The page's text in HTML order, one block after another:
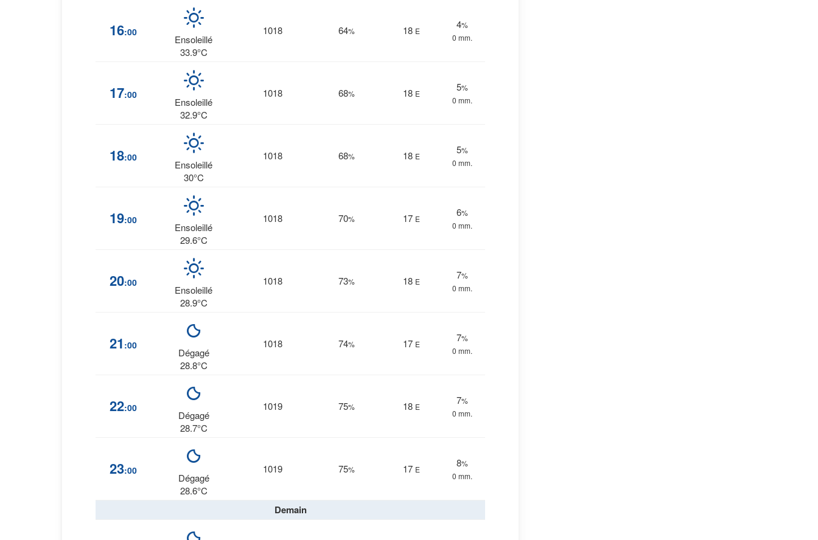
16:00
Ensoleillé
33.9°C
1018 64% 18 E
4%
0 mm.
17:00
Ensoleillé
32.9°C
1018 68% 18 E
5%
0 mm.
18:00
Ensoleillé
30°C
1018 68% 18 E
5%
0 mm.
19:00
Ensoleillé
29.6°C
1018 70% 17 E
6%
0 mm.
20:00
Ensoleillé
28.9°C
1018 73% 18 E
7%
0 mm.
21 :00
Dégagé
28.8°C
1018 74% 17 E
7%
0 mm.
22:00
Dégagé
28.7°C
1019 75% 18 E
7%
0 mm.
23:00
Dégagé
28.6°C
1019 75% 17 E
8%
0 mm.
Demain